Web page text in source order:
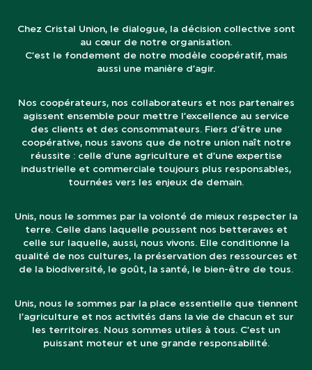
Chez Cristal Union, le dialogue, la décision collective sont
au cœur de notre organisation.
C’est le fondement de notre modèle coopératif, mais
aussi une manière d’agir.
Nos coopérateurs, nos collaborateurs et nos partenaires
agissent ensemble pour mettre l’excellence au service
des clients et des consommateurs. Fiers d’être une
coopérative, nous savons que de notre union naît notre
réussite : celle d’une agriculture et d’une expertise
industrielle et commerciale toujours plus responsables,
tournées vers les enjeux de demain.
Unis, nous le sommes par la volonté de mieux respecter la
terre. Celle dans laquelle poussent nos betteraves et
celle sur laquelle, aussi, nous vivons. Elle conditionne la
qualité de nos cultures, la préservation des ressources et
de la biodiversité, le goût, la santé, le bien-être de tous.
Unis, nous le sommes par la place essentielle que tiennent
l’agriculture et nos activités dans la vie de chacun et sur
les territoires. Nous sommes utiles à tous. C’est un
puissant moteur et une grande responsabilité.